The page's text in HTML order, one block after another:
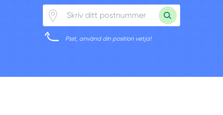
Psst, använd din position vetja!